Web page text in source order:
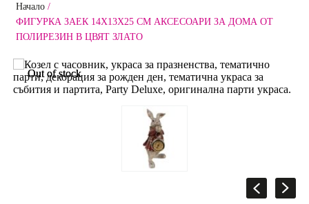
Начало /
ФИГУРКА ЗАЕК 14X13X25 CM АКСЕСОАРИ ЗА ДОМА ОТ
ПОЛИРЕЗИН В ЦВЯТ ЗЛАТО
Out of stock
Out of stock